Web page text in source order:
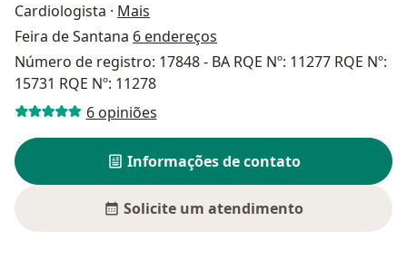
Cardiologista · Mais
Feira de Santana 6 endereços
Número de registro: 17848 - BA RQE Nº: 11277 RQE Nº:
15731 RQE Nº: 11278
6 opiniões
Informações de contato
Solicite um atendimento